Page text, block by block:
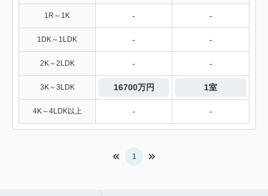
1R～1K - -
1DK～1LDK - -
2K～2LDK - -
3K～3LDK 16700万円 1室
4K～4LDK以上 - -
1